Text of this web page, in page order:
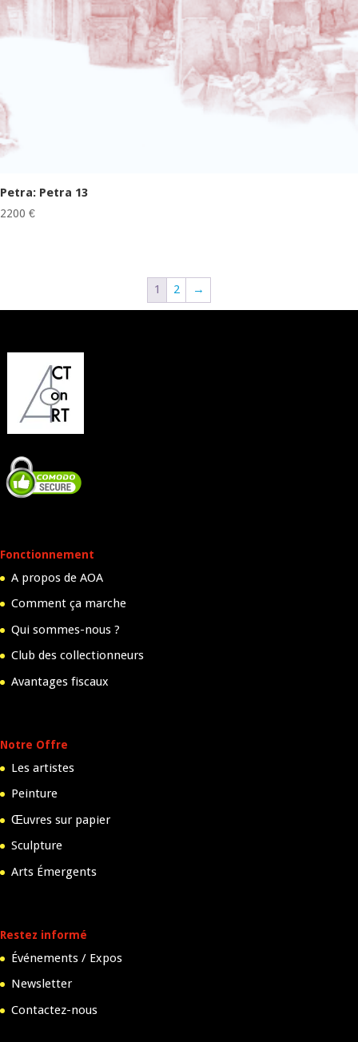
Petra: Petra 13
2200 €
1 2 →
Fonctionnement
A propos de AOA
Comment ça marche
Qui sommes-nous ?
Club des collectionneurs
Avantages fiscaux
Notre Offre
Les artistes
Peinture
Œuvres sur papier
Sculpture
Arts Émergents
Restez informé
Événements / Expos
Newsletter
Contactez-nous